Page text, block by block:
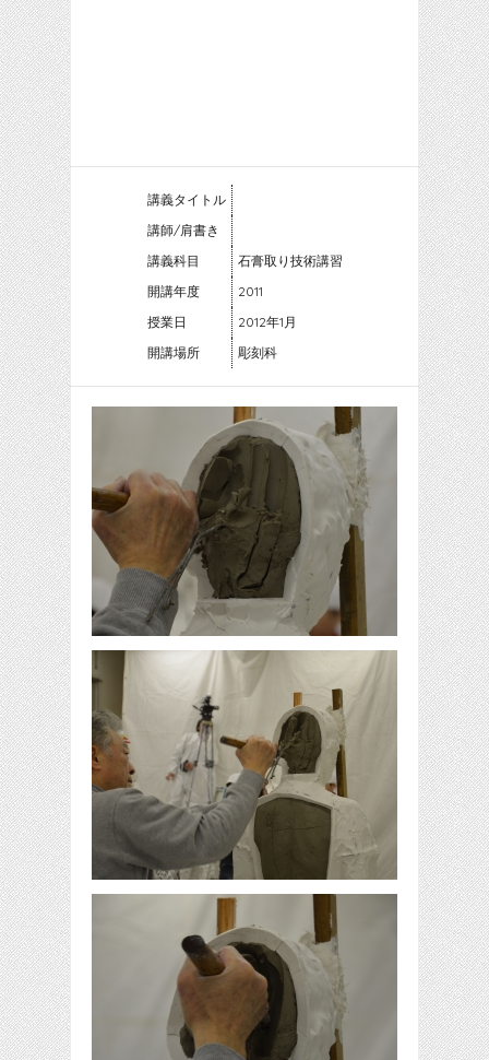
講義タイトル
講師/肩書き
講義科目
石膏取り技術講習
開講年度
2011
授業日
2012年1月
開講場所
彫刻科